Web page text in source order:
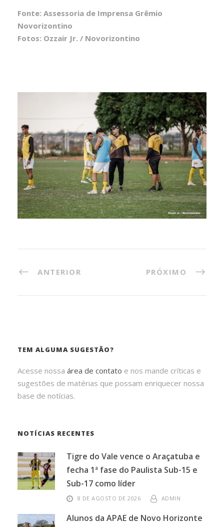
Fonte: Assessoria de Imprensa Grêmio
Novorizontino
Fotos: Ozzair Jr. / Novorizontino
ANTERIOR PRÓXIMO
TEM ALGUMA SUGESTÃO?
Acesse nossa área de contato e nos mande críticas e
sugestões de matérias que possam enriquecer nossa
base de notícias.
NOTÍCIAS RECENTES
Tigre do Vale vence o Araçatuba e
fecha 1ª fase do Paulista Sub-15 e
Sub-17 como líder
8 DE AGOSTO DE 2026 ADMIN
Alunos da APAE de Novo Horizonte